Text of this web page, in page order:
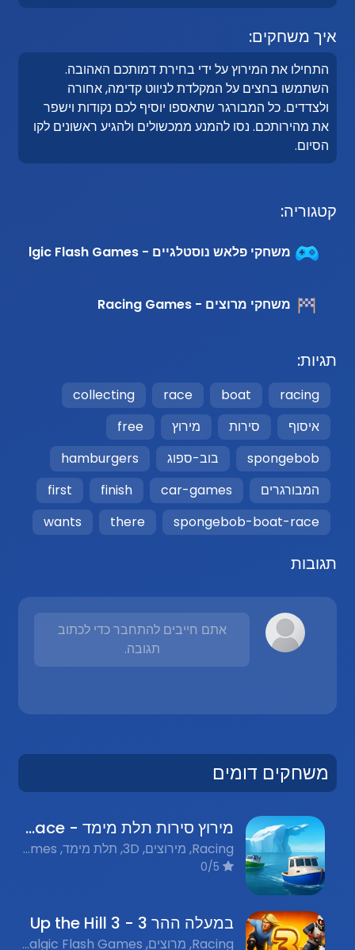
איך משחקים:
התחילו את המירוץ על ידי בחירת דמותכם האהובה.
השתמשו בחצים על המקלדת לניווט קדימה, אחורה
ולצדדים. כל המבורגר שתאספו יוסיף לכם נקודות וישפר
את מהירותכם. נסו להמנע ממכשולים ולהגיע ראשונים לקו
הסיום.
קטגוריה:
משחקי פלאש נוסטלגיים - Nostalgic Flash Games
משחקי מרוצים - Racing Games
תגיות:
racing
boat
race
collecting
איסוף
סירות מירוץ
free
spongebob
בוב-ספוג
hamburgers
המבורגרים
car-games
finish
first
spongebob-boat-race
there
wants
תגובות
אתם חייבים להתחבר כדי לכתוב
תגובה.
משחקים דומים
מירוץ סירות תלת מימד - 3D Boat Race
Racing, מירוצים, 3D, תלת מימד, Flash Games, משחקי פלאש
במעלה ההר 3 - Up the Hill 3
Racing, מרוצים, Nostalgic Flash Games, משחקי פלאש נוסטלגים, Motorcycle Games, משחקי אופנועים